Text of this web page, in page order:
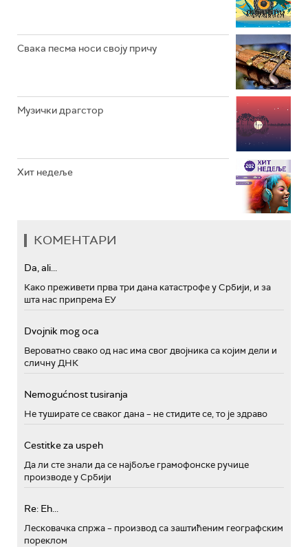
Свака песма носи своју причу
Музички драгстор
Хит недеље
КОМЕНТАРИ
Da, ali...
Како преживети прва три дана катастрофе у Србији, и за
шта нас припрема ЕУ
Dvojnik mog oca
Вероватно свако од нас има свог двојника са којим дели и
сличну ДНК
Nemogućnost tusiranja
Не туширате се сваког дана – не стидите се, то је здраво
Cestitke za uspeh
Да ли сте знали да се најбоље грамофонске ручице
производе у Србији
Re: Eh...
Лесковачка спржа – производ са заштићеним географским
пореклом